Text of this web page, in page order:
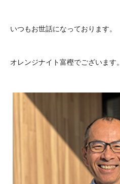
いつもお世話になっております。
オレンジナイト富樫でございます。